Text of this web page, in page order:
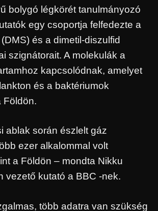
bolygó légkörét tanulmányozó
egy csoportja felfedezte a
és a dimetil-diszulfid
szignátorait. A molekulák a
kapcsolódnak, amelyet
és a baktériumok
Földön.
ablak során észlelt gáz
ezer alkalommal volt
a Földön – mondta Nikku
vezető kutató a BBC -nek.
több adatra van szükség